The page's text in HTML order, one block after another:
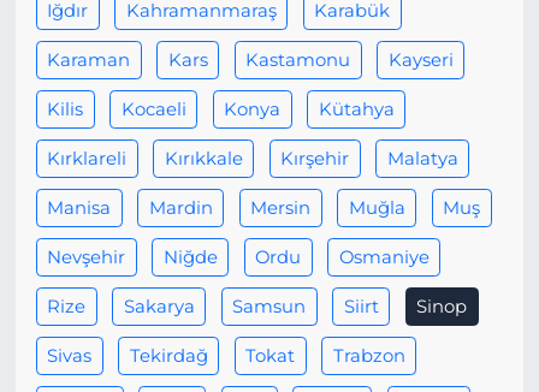
Iğdır Kahramanmaraş Karabük
Karaman Kars Kastamonu Kayseri
Kilis Kocaeli Konya Kütahya
Kırklareli Kırıkkale Kırşehir Malatya
Manisa Mardin Mersin Muğla Muş
Nevşehir Niğde Ordu Osmaniye
Rize Sakarya Samsun Siirt Sinop
Sivas Tekirdağ Tokat Trabzon